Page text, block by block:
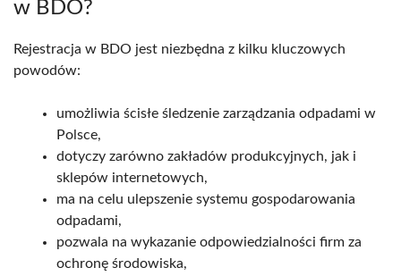
w BDO?
Rejestracja w BDO jest niezbędna z kilku kluczowych
powodów:
umożliwia ścisłe śledzenie zarządzania odpadami w
Polsce,
dotyczy zarówno zakładów produkcyjnych, jak i
sklepów internetowych,
ma na celu ulepszenie systemu gospodarowania
odpadami,
pozwala na wykazanie odpowiedzialności firm za
ochronę środowiska,